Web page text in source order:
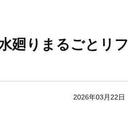
廻りまるごとリフ
2026年03月22日